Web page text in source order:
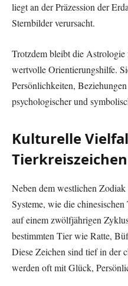
liegt an der Präzession der
Sternbilder verursacht.
Trotzdem bleibt die
wertvolle Orientierungshilfe.
Persönlichkeiten,
psychologischer und
Kulturelle
Tierkreiszeichen
Neben dem westlichen
Systeme, wie die
auf einem zwölfjährigen
bestimmten Tier wie Ratte,
Diese Zeichen sind tief in der
werden oft mit Glück,